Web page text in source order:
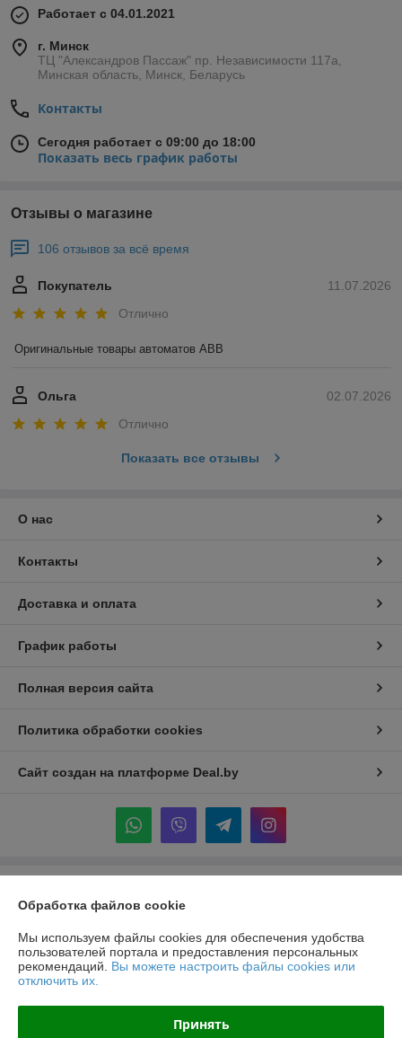
Работает с 04.01.2021
г. Минск
ТЦ "Александров Пассаж" пр. Независимости 117а,
Минская область, Минск, Беларусь
Контакты
Сегодня работает с 09:00 до 18:00
Показать весь график работы
Отзывы о магазине
106 отзывов за всё время
11.07.2026
Покупатель
Отлично
Оригинальные товары автоматов ABB
02.07.2026
Ольга
Отлично
Показать все отзывы
О нас
Контакты
Доставка и оплата
График работы
Полная версия сайта
Политика обработки cookies
Сайт создан на платформе Deal.by
г. Минск ул. Прушинских дом 6 , кв 133
Регистрационный номер ЕГР: 193513378
Регистрационный орган: Минский горисполком
Обработка файлов cookie
Мы используем файлы cookies для обеспечения удобства
пользователей портала и предоставления персональных
рекомендаций. Вы можете настроить файлы cookies или
отключить их.
Принять